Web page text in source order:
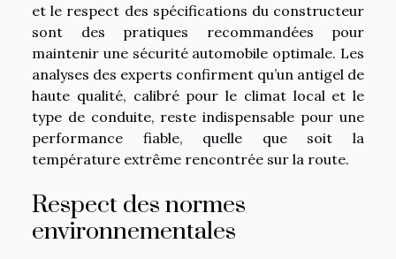
et le respect des spécifications du constructeur
sont des pratiques recommandées pour
maintenir une sécurité automobile optimale. Les
analyses des experts confirment qu’un antigel de
haute qualité, calibré pour le climat local et le
type de conduite, reste indispensable pour une
performance fiable, quelle que soit la
température extrême rencontrée sur la route.
Respect des normes
environnementales